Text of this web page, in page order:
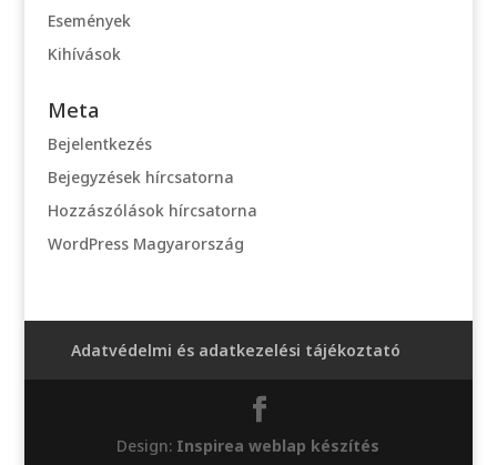
Események
Kihívások
Meta
Bejelentkezés
Bejegyzések hírcsatorna
Hozzászólások hírcsatorna
WordPress Magyarország
Adatvédelmi és adatkezelési tájékoztató
Design: Inspirea weblap készítés